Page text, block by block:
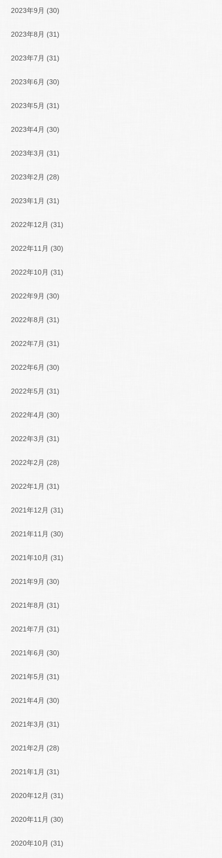
2023年9月 (30)
2023年8月 (31)
2023年7月 (31)
2023年6月 (30)
2023年5月 (31)
2023年4月 (30)
2023年3月 (31)
2023年2月 (28)
2023年1月 (31)
2022年12月 (31)
2022年11月 (30)
2022年10月 (31)
2022年9月 (30)
2022年8月 (31)
2022年7月 (31)
2022年6月 (30)
2022年5月 (31)
2022年4月 (30)
2022年3月 (31)
2022年2月 (28)
2022年1月 (31)
2021年12月 (31)
2021年11月 (30)
2021年10月 (31)
2021年9月 (30)
2021年8月 (31)
2021年7月 (31)
2021年6月 (30)
2021年5月 (31)
2021年4月 (30)
2021年3月 (31)
2021年2月 (28)
2021年1月 (31)
2020年12月 (31)
2020年11月 (30)
2020年10月 (31)